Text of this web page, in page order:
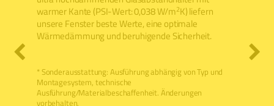
warmer Kante (PSI-Wert: 0,038 W/m2K) liefern
unsere Fenster beste Werte, eine optimale
Wärmedämmung und beruhigende Sicherheit.
* Sonderausstattung: Ausführung abhängig von Typ und
Montagesystem, technische
Ausführung/Materialbeschaffenheit. Änderungen
vorbehalten.